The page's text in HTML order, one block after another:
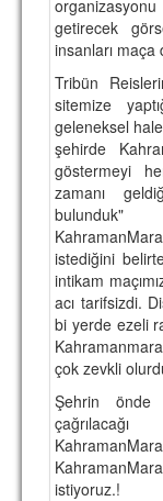
AMBLEM
SPOR
TARİHÇE
TARİHİ
KUPA
ESKi
ESKİ
getirecek
insanları
Tribün
sitemize
geleneksel
şehirde
göstermeyi
zamanı
istediğini
intikam
acı tarifsizdi.
bi yerde ezeli
çok zevkli
Şehrin önde
istiyoruz.!